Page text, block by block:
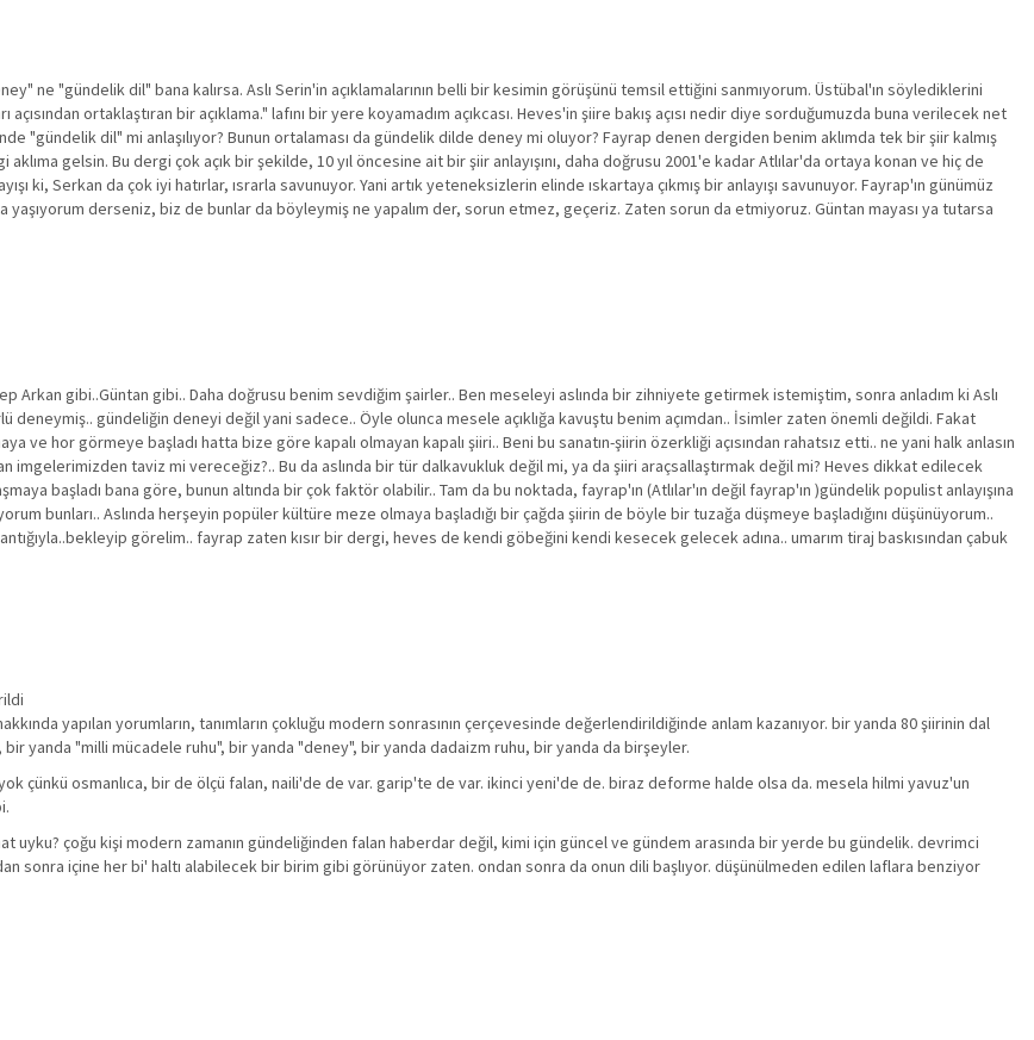
ne "gündelik dil" bana kalırsa. Aslı Serin'in açıklamalarının belli bir kesimin görüşünü temsil ettiğini sanmıyorum. Üstübal'ın söylediklerini
ortaklaştıran bir açıklama." lafını bir yere koyamadım açıkcası. Heves'in şiire bakış açısı nedir diye sorduğumuzda buna verilecek net
"gündelik dil" mi anlaşılıyor? Bunun ortalaması da gündelik dilde deney mi oluyor? Fayrap denen dergiden benim aklımda tek bir şiir kalmış
gelsin. Bu dergi çok açık bir şekilde, 10 yıl öncesine ait bir şiir anlayışını, daha doğrusu 2001'e kadar Atlılar'da ortaya konan ve hiç de
ki, Serkan da çok iyi hatırlar, ısrarla savunuyor. Yani artık yeteneksizlerin elinde ıskartaya çıkmış bir anlayışı savunuyor. Fayrap'ın günümüz
derseniz, biz de bunlar da böyleymiş ne yapalım der, sorun etmez, geçeriz. Zaten sorun da etmiyoruz. Güntan mayası ya tutarsa
Arkan gibi..Güntan gibi.. Daha doğrusu benim sevdiğim şairler.. Ben meseleyi aslında bir zihniyete getirmek istemiştim, sonra anladım ki Aslı
deneymiş.. gündeliğin deneyi değil yani sadece.. Öyle olunca mesele açıklığa kavuştu benim açımdan.. İsimler zaten önemli değildi. Fakat
ve hor görmeye başladı hatta bize göre kapalı olmayan kapalı şiiri.. Beni bu sanatın-şiirin özerkliği açısından rahatsız etti.. ne yani halk anlasın
imgelerimizden taviz mi vereceğiz?.. Bu da aslında bir tür dalkavukluk değil mi, ya da şiiri araçsallaştırmak değil mi? Heves dikkat edilecek
başladı bana göre, bunun altında bir çok faktör olabilir.. Tam da bu noktada, fayrap'ın (Atlılar'ın değil fayrap'ın )gündelik populist anlayışına
bunları.. Aslında herşeyin popüler kültüre meze olmaya başladığı bir çağda şiirin de böyle bir tuzağa düşmeye başladığını düşünüyorum..
görelim.. fayrap zaten kısır bir dergi, heves de kendi göbeğini kendi kesecek gelecek adına.. umarım tiraj baskısından çabuk
yapılan yorumların, tanımların çokluğu modern sonrasının çerçevesinde değerlendirildiğinde anlam kazanıyor. bir yanda 80 şiirinin dal
yanda "milli mücadele ruhu", bir yanda "deney", bir yanda dadaizm ruhu, bir yanda da birşeyler.
çünkü osmanlıca, bir de ölçü falan, naili'de de var. garip'te de var. ikinci yeni'de de. biraz deforme halde olsa da. mesela hilmi yavuz'un
uyku? çoğu kişi modern zamanın gündeliğinden falan haberdar değil, kimi için güncel ve gündem arasında bir yerde bu gündelik. devrimci
sonra içine her bi' haltı alabilecek bir birim gibi görünüyor zaten. ondan sonra da onun dili başlıyor. düşünülmeden edilen laflara benziyor